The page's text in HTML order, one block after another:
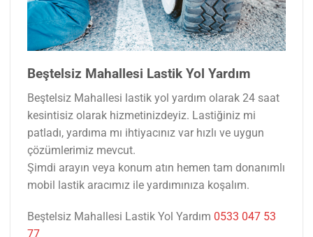
Beştelsiz Mahallesi Lastik Yol Yardım
Beştelsiz Mahallesi lastik yol yardım olarak 24 saat
kesintisiz olarak hizmetinizdeyiz. Lastiğiniz mi
patladı, yardıma mı ihtiyacınız var hızlı ve uygun
çözümlerimiz mevcut.
Şimdi arayın veya konum atın hemen tam donanımlı
mobil lastik aracımız ile yardımınıza koşalım.
Beştelsiz Mahallesi Lastik Yol Yardım 0533 047 53
77